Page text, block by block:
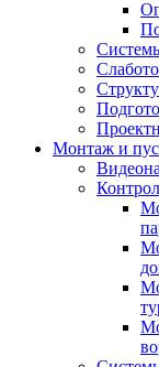
Монтаж и